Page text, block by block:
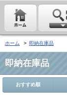
ホーム > 即納在庫品
即納在庫品
おすすめ順